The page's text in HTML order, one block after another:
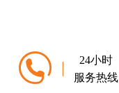
24小时
服务热线